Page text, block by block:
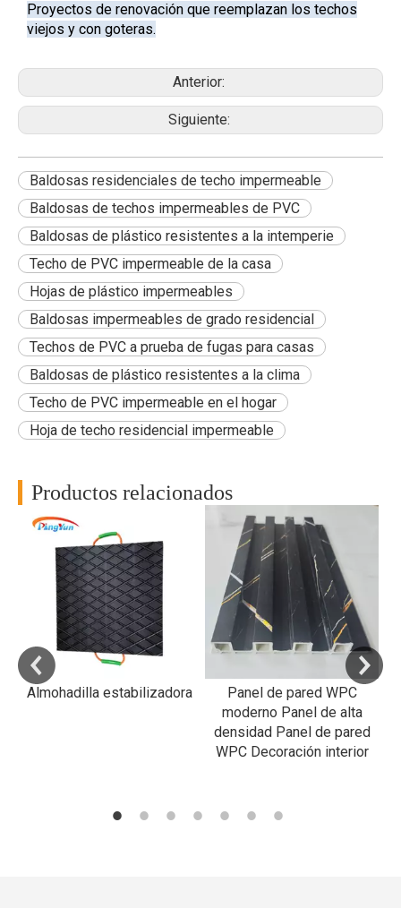
Proyectos de renovación que reemplazan los techos
viejos y con goteras.
Anterior:
Siguiente:
Baldosas residenciales de techo impermeable
Baldosas de techos impermeables de PVC
Baldosas de plástico resistentes a la intemperie
Techo de PVC impermeable de la casa
Hojas de plástico impermeables
Baldosas impermeables de grado residencial
Techos de PVC a prueba de fugas para casas
Baldosas de plástico resistentes a la clima
Techo de PVC impermeable en el hogar
Hoja de techo residencial impermeable
Productos relacionados
Almohadilla estabilizadora
Panel de pared WPC
moderno Panel de alta
densidad Panel de pared
WPC Decoración interior